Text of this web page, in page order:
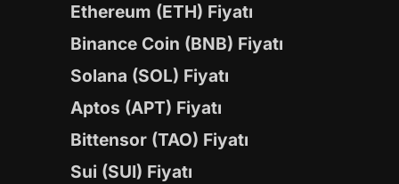
Ethereum (ETH) Fiyatı
Binance Coin (BNB) Fiyatı
Solana (SOL) Fiyatı
Aptos (APT) Fiyatı
Bittensor (TAO) Fiyatı
Sui (SUI) Fiyatı